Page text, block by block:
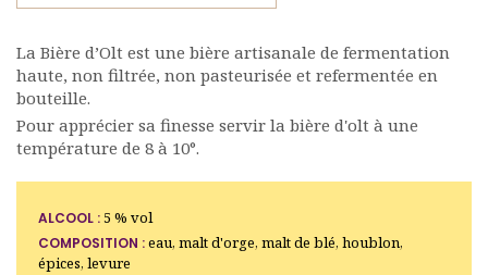
La Bière d’Olt est une bière artisanale de fermentation
haute, non filtrée, non pasteurisée et refermentée en
bouteille.
Pour apprécier sa finesse servir la bière d'olt à une
température de 8 à 10°.
ALCOOL :5 % vol
COMPOSITION :eau, malt d'orge, malt de blé, houblon,
épices, levure